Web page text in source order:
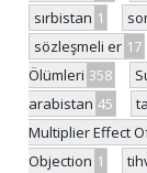
sırbistan 1
sözleşmeli er 17
Ölümleri 358
arabistan 45
Multiplier Effect
Objection 1